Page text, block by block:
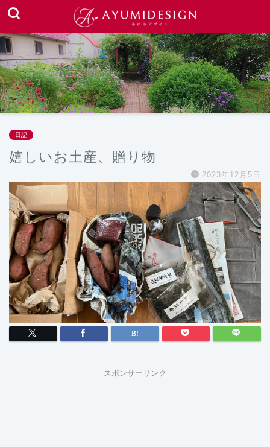
日記
嬉しいお土産、贈り物
2023年12月5日
スポンサーリンク